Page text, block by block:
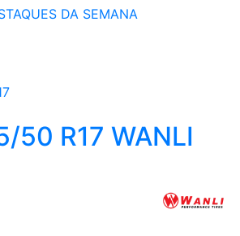
DA SEMANA
50 R17 WANLI